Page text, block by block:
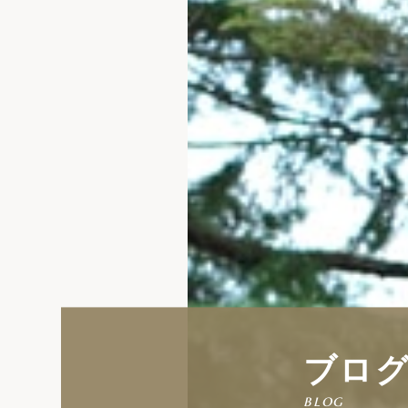
ブロ
blog